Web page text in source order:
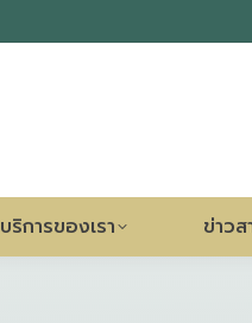
บริการของเรา ข่าว